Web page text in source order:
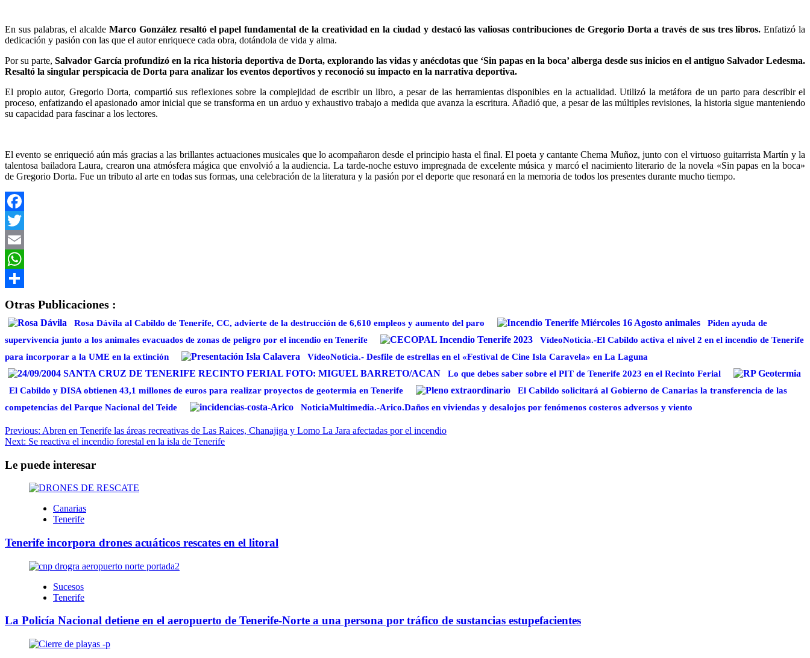
En sus palabras, el alcaldeMarco González resaltó el papel fundamental de la creatividad en la ciudad y destacó las valiosas contribuciones de Gregorio Dorta a través de sus tres libros. Enfatizó la
dedicación y pasión con las que el autor enriquece cada obra, dotándola de vida y alma.
Por su parte, Salvador García profundizó en la rica historia deportiva de Dorta, explorando las vidas y anécdotas que ‘Sin papas en la boca’ alberga desde sus inicios en el antiguo Salvador Ledesma.
Resaltó la singular perspicacia de Dorta para analizar los eventos deportivos y reconoció su impacto en la narrativa deportiva.
El propio autor, Gregorio Dorta, compartió sus reflexiones sobre la complejidad de escribir un libro, a pesar de las herramientas disponibles en la actualidad. Utilizó la metáfora de un parto para describir el
proceso, enfatizando el apasionado amor inicial que se transforma en un arduo y exhaustivo trabajo a medida que avanza la escritura. Añadió que, a pesar de las múltiples revisiones, la historia sigue manteniendo
su capacidad para fascinar a los lectores.
El evento se enriqueció aún más gracias a las brillantes actuaciones musicales que lo acompañaron desde el principio hasta el final. El poeta y cantante Chema Muñoz, junto con el virtuoso guitarrista Martín y la
talentosa bailadora Laura, crearon una atmósfera mágica que envolvió a la audiencia. La tarde-noche estuvo impregnada de excelente música y marcó el nacimiento literario de la novela «Sin papas en la boca»
de Gregorio Dorta. Fue un tributo al arte en todas sus formas, una celebración de la literatura y la pasión por el deporte que resonará en la memoria de todos los presentes durante mucho tiempo.
Facebook
Twitter
Email
WhatsApp
Otras Publicaciones :
Rosa Dávila al Cabildo de Tenerife, CC, advierte de la destrucción de 6,610 empleos y aumento del paro
Piden ayuda de
supervivencia junto a los animales evacuados de zonas de peligro por el incendio en Tenerife
VídeoNoticia.-El Cabildo activa el nivel 2 en el incendio de Tenerife
para incorporar a la UME en la extinción
VídeoNoticia.- Desfile de estrellas en el «Festival de Cine Isla Caravela» en La Laguna
Lo que debes saber sobre el PIT de Tenerife 2023 en el Recinto Ferial
El Cabildo y DISA obtienen 43,1 millones de euros para realizar proyectos de geotermia en Tenerife
El Cabildo solicitará al Gobierno de Canarias la transferencia de las
competencias del Parque Nacional del Teide
NoticiaMultimedia.-Arico.Daños en viviendas y desalojos por fenómenos costeros adversos y viento
Navegación
de
entradas
Previous: Abren en Tenerife las áreas recreativas de Las Raices, Chanajiga y Lomo La Jara afectadas por el incendio
Next: Se reactiva el incendio forestal en la isla de Tenerife
Le puede interesar
Canarias
Tenerife
Tenerife incorpora drones acuáticos rescates en el litoral
Sucesos
Tenerife
La Policía Nacional detiene en el aeropuerto de Tenerife-Norte a una persona por tráfico de sustancias estupefacientes